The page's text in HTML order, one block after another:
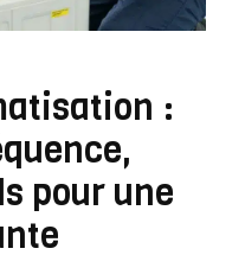
:
pour une